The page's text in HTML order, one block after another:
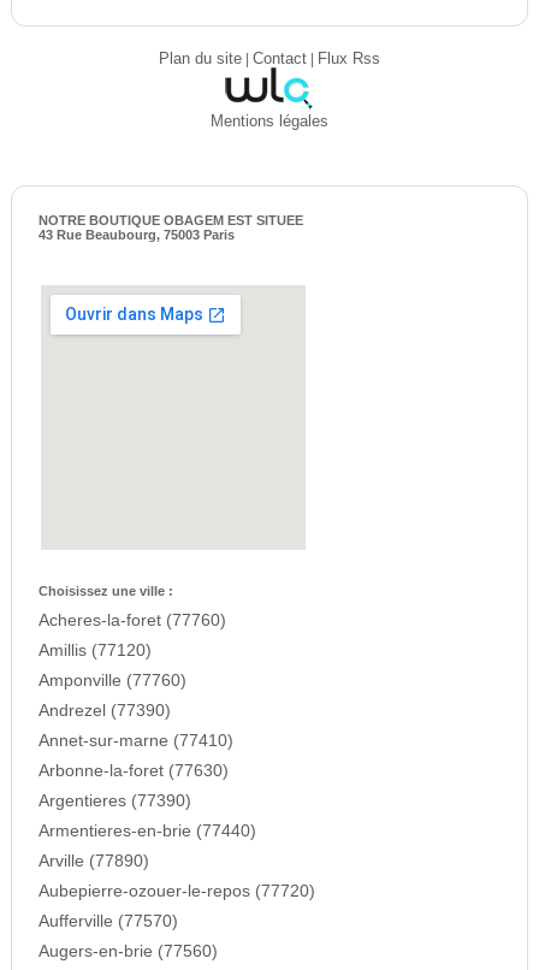
Plan du site| Contact| Flux Rss
Mentions légales
NOTRE BOUTIQUE OBAGEM EST SITUEE
43 Rue Beaubourg, 75003 Paris
Choisissez une ville :
Acheres-la-foret (77760)
Amillis (77120)
Amponville (77760)
Andrezel (77390)
Annet-sur-marne (77410)
Arbonne-la-foret (77630)
Argentieres (77390)
Armentieres-en-brie (77440)
Arville (77890)
Aubepierre-ozouer-le-repos (77720)
Aufferville (77570)
Augers-en-brie (77560)